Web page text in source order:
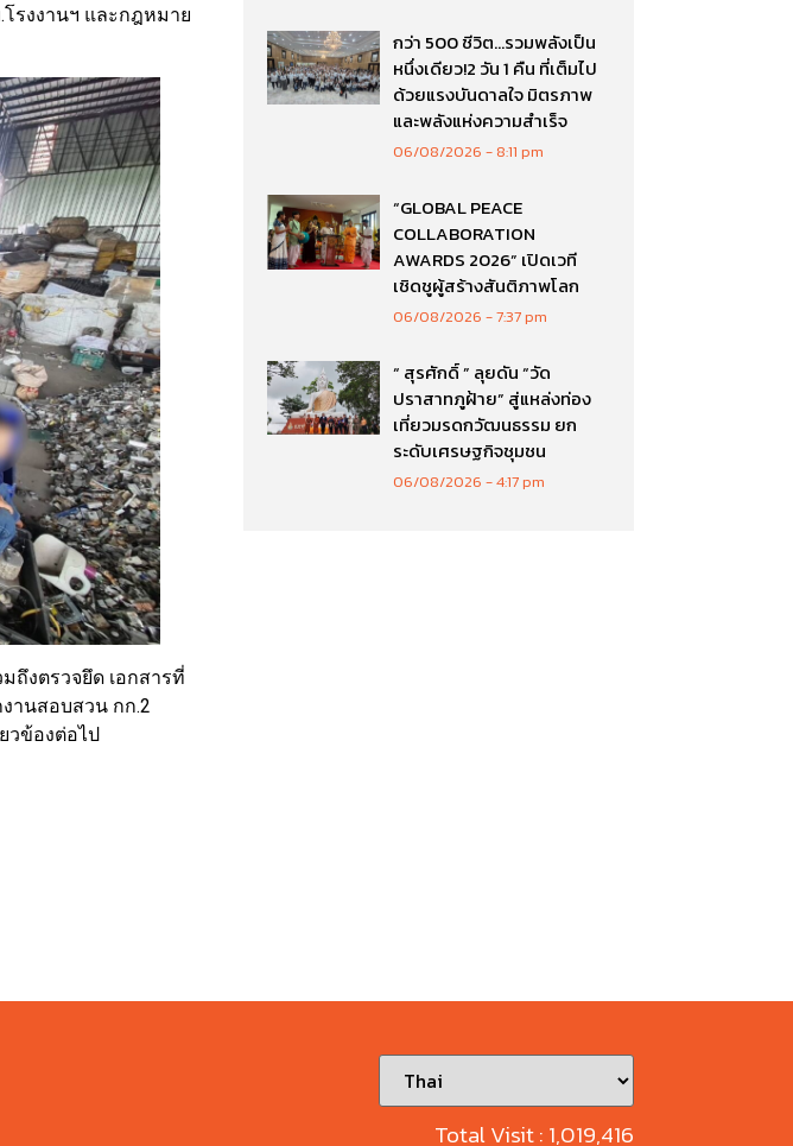
รงงานฯ และกฎหมาย
ถึงตรวจยึด เอกสารที่
านสอบสวน กก.2
วข้องต่อไป
กว่า 500 ชีวิต…รวมพลังเป็น
หนึ่งเดียว!2 วัน 1 คืน ที่เต็มไป
ด้วยแรงบันดาลใจ มิตรภาพ
และพลังแห่งความสำเร็จ
06/08/2026 8:11 pm
“GLOBAL PEACE
COLLABORATION
AWARDS 2026” เปิดเวที
เชิดชูผู้สร้างสันติภาพโลก
06/08/2026 7:37 pm
“ สุรศักดิ์ ” ลุยดัน “วัด
ปราสาทภูฝ้าย” สู่แหล่งท่อง
เที่ยวมรดกวัฒนธรรม ยก
ระดับเศรษฐกิจชุมชน
06/08/2026 4:17 pm
Total Visit : 1,019,416